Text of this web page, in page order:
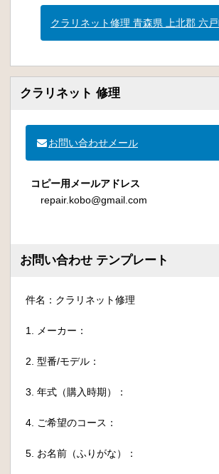
クラリネット修理 青森県 上北郡 六
クラリネット 修理
お問い合わせメール
コピー用メールアドレス
repair.kobo@gmail.com
お問い合わせ テンプレート
件名：クラリネット修理
1. メーカー：
2. 型番/モデル：
3. 年式（購入時期）：
4. ご希望のコース：
5. お名前（ふりがな）：